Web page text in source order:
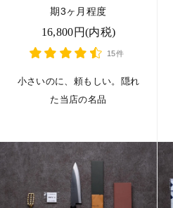
期3ヶ月程度
16,800円(内税)
15件
小さいのに、頼もしい。隠れ
た当店の名品